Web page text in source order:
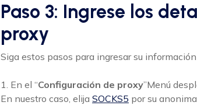
Paso 3: Ingrese los
proxy
Siga estos pasos para ingresar su
1. En el “Configuración de proxy”Menú
En nuestro caso, elija SOCKS5 por su